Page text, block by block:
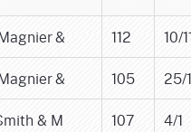
& 112
10/
& 105
25/1
& M 107
4/1